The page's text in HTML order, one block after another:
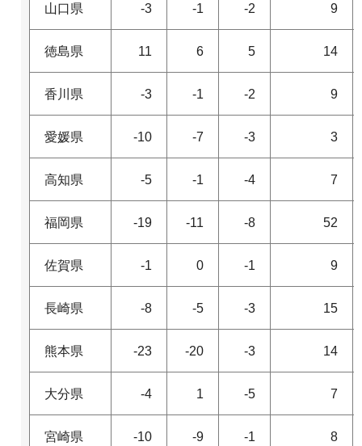
山口県 -3 -1 -2 9
徳島県 11 6 5 14
香川県 -3 -1 -2 9
愛媛県 -10 -7 -3 3
高知県 -5 -1 -4 7
福岡県 -19 -11 -8 52
佐賀県 -1 0 -1 9
長崎県 -8 -5 -3 15
熊本県 -23 -20 -3 14
大分県 -4 1 -5 7
宮崎県 -10 -9 -1 8